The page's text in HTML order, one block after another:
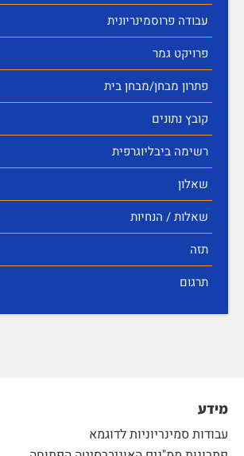
עבודה פרוסמינריונית
פרויקט גמר
פתרון מבחן/מבחן בית
קובץ נתונים
רשימה ביבליוגרפית
שאלון
שאלות / הנחיות
תזה
תרגום
מידע
עבודות סמינריוניות לדוגמא